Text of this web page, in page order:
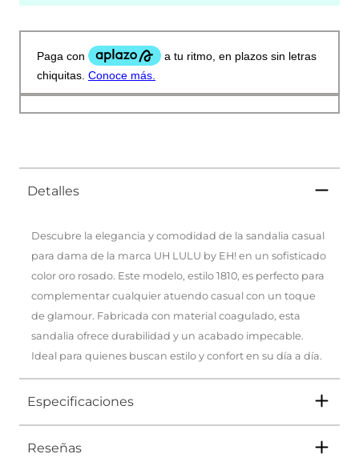
Detalles
Descubre la elegancia y comodidad de la sandalia casual
para dama de la marca UH LULU by EH! en un sofisticado
color oro rosado. Este modelo, estilo 1810, es perfecto para
complementar cualquier atuendo casual con un toque
de glamour. Fabricada con material coagulado, esta
sandalia ofrece durabilidad y un acabado impecable.
Ideal para quienes buscan estilo y confort en su día a día.
Especificaciones
Tipo
Reseñas